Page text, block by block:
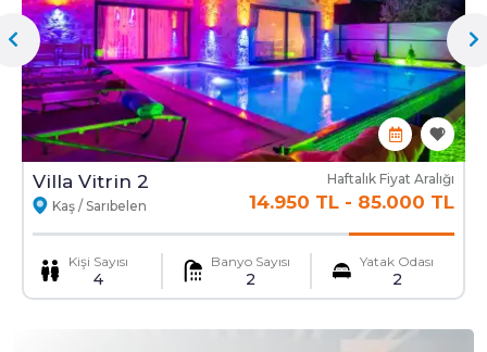
Ekstra Yatak Ekstra Temizlik
Mama Sandalyesi Ulaşım Hizmeti
Villa Vitrin 2
Kaş / Sarıbelen
Haftalık Fiyat Aralığı
14.950 TL - 85.000 TL
Kişi Sayısı
4
Banyo Sayısı
2
Yatak Odası
2